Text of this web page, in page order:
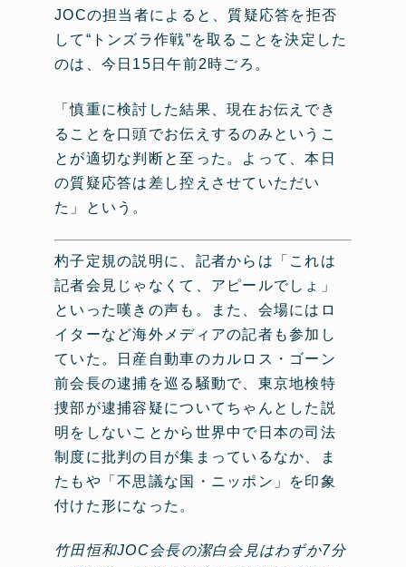
JOCの担当者によると、質疑応答を拒否
して“トンズラ作戦”を取ることを決定した
のは、今日15日午前2時ごろ。
「慎重に検討した結果、現在お伝えでき
ることを口頭でお伝えするのみというこ
とが適切な判断と至った。よって、本日
の質疑応答は差し控えさせていただい
た」という。
杓子定規の説明に、記者からは「これは
記者会見じゃなくて、アピールでしょ」
といった嘆きの声も。また、会場にはロ
イターなど海外メディアの記者も参加し
ていた。日産自動車のカルロス・ゴーン
前会長の逮捕を巡る騒動で、東京地検特
捜部が逮捕容疑についてちゃんとした説
明をしないことから世界中で日本の司法
制度に批判の目が集まっているなか、ま
たもや「不思議な国・ニッポン」を印象
付けた形になった。
竹田恒和JOC会長の潔白会見はわずか7分